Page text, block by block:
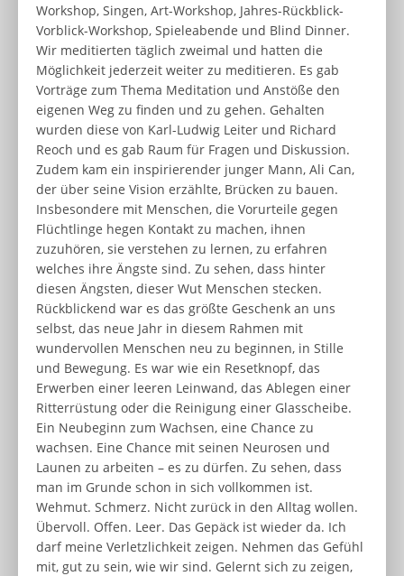
Workshop, Singen, Art-Workshop, Jahres-Rückblick-
Vorblick-Workshop, Spieleabende und Blind Dinner.
Wir meditierten täglich zweimal und hatten die
Möglichkeit jederzeit weiter zu meditieren. Es gab
Vorträge zum Thema Meditation und Anstöße den
eigenen Weg zu finden und zu gehen. Gehalten
wurden diese von Karl-Ludwig Leiter und Richard
Reoch und es gab Raum für Fragen und Diskussion.
Zudem kam ein inspirierender junger Mann, Ali Can,
der über seine Vision erzählte, Brücken zu bauen.
Insbesondere mit Menschen, die Vorurteile gegen
Flüchtlinge hegen Kontakt zu machen, ihnen
zuzuhören, sie verstehen zu lernen, zu erfahren
welches ihre Ängste sind. Zu sehen, dass hinter
diesen Ängsten, dieser Wut Menschen stecken.
Rückblickend war es das größte Geschenk an uns
selbst, das neue Jahr in diesem Rahmen mit
wundervollen Menschen neu zu beginnen, in Stille
und Bewegung. Es war wie ein Resetknopf, das
Erwerben einer leeren Leinwand, das Ablegen einer
Ritterrüstung oder die Reinigung einer Glasscheibe.
Ein Neubeginn zum Wachsen, eine Chance zu
wachsen. Eine Chance mit seinen Neurosen und
Launen zu arbeiten – es zu dürfen. Zu sehen, dass
man im Grunde schon in sich vollkommen ist.
Wehmut. Schmerz. Nicht zurück in den Alltag wollen.
Übervoll. Offen. Leer. Das Gepäck ist wieder da. Ich
darf meine Verletzlichkeit zeigen. Nehmen das Gefühl
mit, gut zu sein, wie wir sind. Gelernt sich zu zeigen,